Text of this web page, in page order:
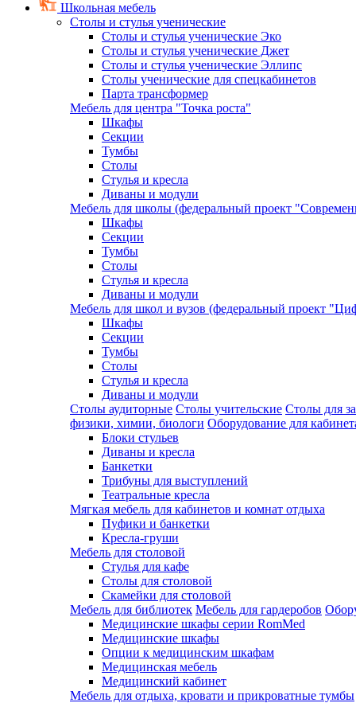
Школьная мебель
Столы и стулья ученические
Столы и стулья ученические Эко
Столы и стулья ученические Джет
Столы и стулья ученические Эллипс
Столы ученические для спецкабинетов
Парта трансформер
Мебель для центра "Точка роста"
Шкафы
Секции
Тумбы
Столы
Стулья и кресла
Диваны и модули
Мебель для школы (федеральный проект
Шкафы
Секции
Тумбы
Столы
Стулья и кресла
Диваны и модули
Мебель для школ и вузов (федеральный проект
Шкафы
Секции
Тумбы
Столы
Стулья и кресла
Диваны и модули
Столы аудиторные Столы учительские Столы для
физики, химии, биологи Оборудование для
Блоки стульев
Диваны и кресла
Банкетки
Трибуны для выступлений
Театральные кресла
Мягкая мебель для кабинетов и комнат отдыха
Пуфики и банкетки
Кресла-груши
Мебель для столовой
Cтулья для кафе
Cтолы для столовой
Скамейки для столовой
Мебель для библиотек Мебель для гардеробов
Медицинские шкафы серии RomMed
Медицинские шкафы
Опции к медицинским шкафам
Медицинская мебель
Медицинский кабинет
Мебель для отдыха, кровати и прикроватные тумбы